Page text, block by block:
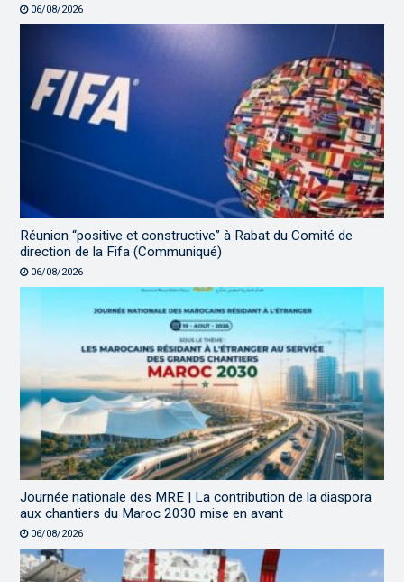
06/08/2026
Réunion “positive et constructive” à Rabat du Comité de
direction de la Fifa (Communiqué)
06/08/2026
Journée nationale des MRE | La contribution de la diaspora
aux chantiers du Maroc 2030 mise en avant
06/08/2026